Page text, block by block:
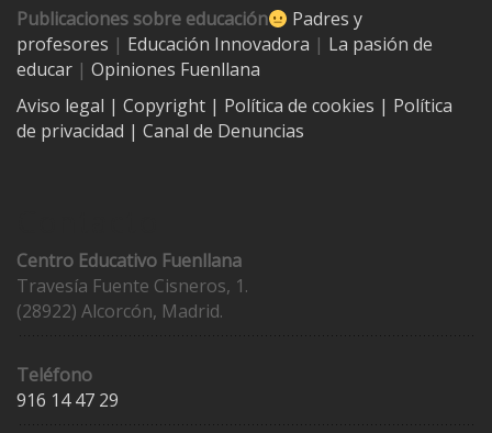
Publicaciones sobre educación
Padres y
profesores | Educación Innovadora | La pasión de
educar | Opiniones Fuenllana
Aviso legal | Copyright | Política de cookies | Política
de privacidad | Canal de Denuncias
Centro Educativo Fuenllana
Travesía Fuente Cisneros, 1.
(28922) Alcorcón, Madrid.
Teléfono
916 14 47 29